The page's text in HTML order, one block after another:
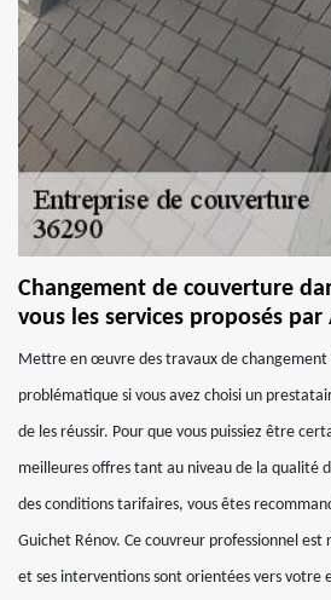
Changement de couverture
vous les services proposés par
Mettre en œuvre des travaux de
problématique si vous avez choisi un
de les réussir. Pour que vous puissiez être
meilleures offres tant au niveau de la qualité
des conditions tarifaires, vous êtes
Guichet Rénov. Ce couvreur professionnel
et ses interventions sont orientées vers votre